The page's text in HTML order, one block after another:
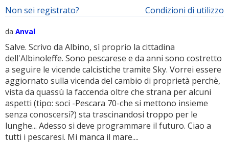
Condizioni di utilizzo
Non sei registrato?
da Anval
Salve. Scrivo da Albino, sì proprio la cittadina
dell'Albinoleffe. Sono pescarese e da anni sono costretto
a seguire le vicende calcistiche tramite Sky. Vorrei essere
aggiornato sulla vicenda del cambio di proprietà perchè,
vista da quassù la faccenda oltre che strana per alcuni
aspetti (tipo: soci -Pescara 70-che si mettono insieme
senza conoscersi?) sta trascinandosi troppo per le
lunghe... Adesso si deve programmare il futuro. Ciao a
tutti i pescaresi. Mi manca il mare....